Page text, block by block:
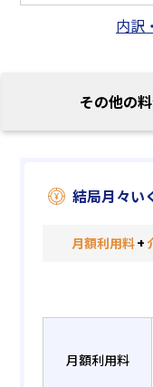
内訳
その他の
結局月々い
月額利用料+
月額利用料